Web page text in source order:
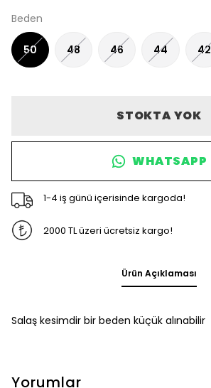
Beden
50 48 46 44 42
STOKTA YOK
WHATSAPP
1-4 iş günü içerisinde kargoda!
2000 TL üzeri ücretsiz kargo!
Ürün Açıklaması
Salaş kesimdir bir beden küçük alınabilir
Yorumlar